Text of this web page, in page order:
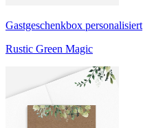
Gastgeschenkbox personalisiert
Rustic Green Magic